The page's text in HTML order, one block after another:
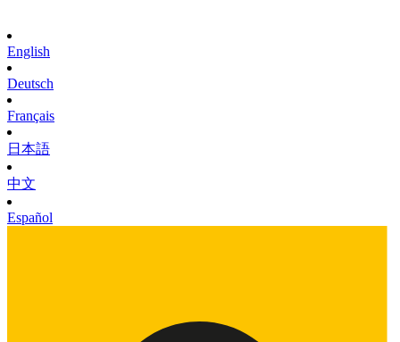
English
Deutsch
Français
日本語
中文
Español